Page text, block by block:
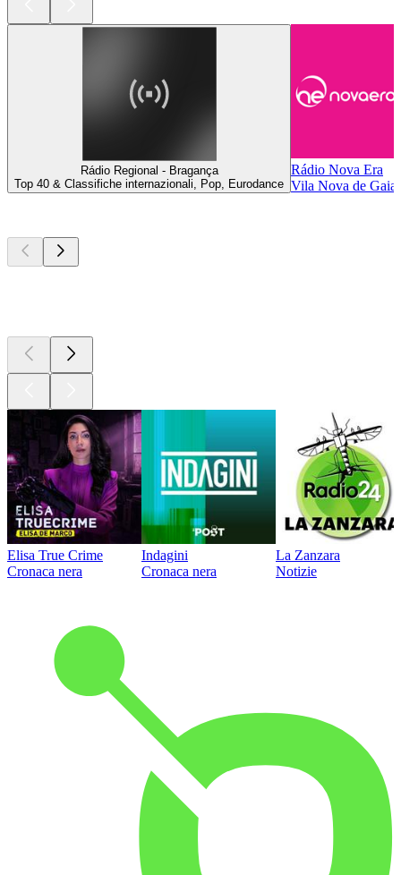
Rádio Regional - Bragança
Top 40 & Classifiche internazionali, Pop, Eurodance
Rádio Nova Era
Vila Nova de
Elisa True Crime
Cronaca nera
Indagini
Cronaca nera
La Zanzara
Notizie